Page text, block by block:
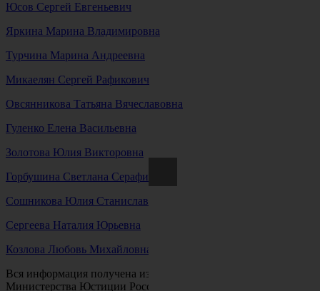
Юсов Сергей Евгеньевич
Яркина Марина Владимировна
Турчина Марина Андреевна
Микаелян Сергей Рафикович
Овсянникова Татьяна Вячеславовна
Гуленко Елена Васильевна
Золотова Юлия Викторовна
Горбушина Светлана Серафимовна
Сошникова Юлия Станиславовна
Сергеева Наталия Юрьевна
Козлова Любовь Михайловна
Вся информация получена из открытого реестра
Министерства Юстиции Российской Федерации и с